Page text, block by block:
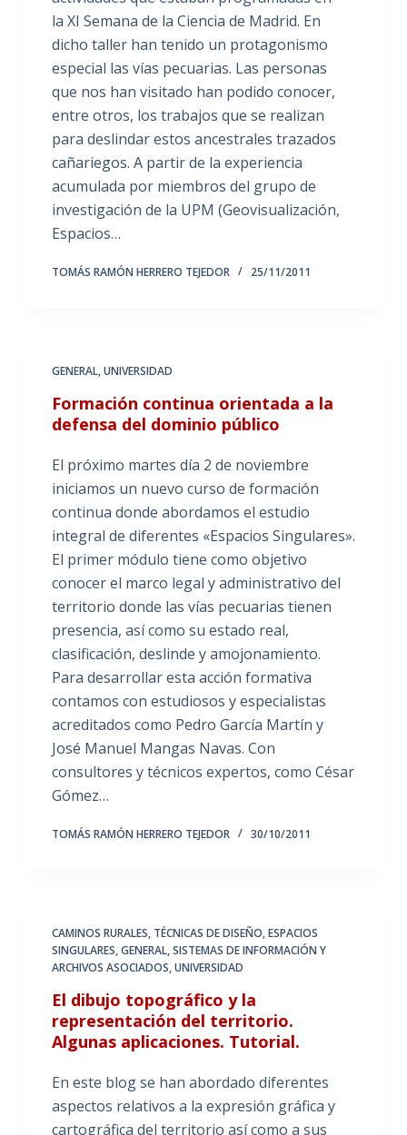
la XI Semana de la Ciencia de Madrid. En
dicho taller han tenido un protagonismo
especial las vías pecuarias. Las personas
que nos han visitado han podido conocer,
entre otros, los trabajos que se realizan
para deslindar estos ancestrales trazados
cañariegos. A partir de la experiencia
acumulada por miembros del grupo de
investigación de la UPM (Geovisualización,
Espacios…
TOMÁS RAMÓN HERRERO TEJEDOR 25/11/2011
GENERAL,UNIVERSIDAD
Formación continua orientada a la
defensa del dominio público
El próximo martes día 2 de noviembre
iniciamos un nuevo curso de formación
continua donde abordamos el estudio
integral de diferentes «Espacios Singulares».
El primer módulo tiene como objetivo
conocer el marco legal y administrativo del
territorio donde las vías pecuarias tienen
presencia, así como su estado real,
clasificación, deslinde y amojonamiento.
Para desarrollar esta acción formativa
contamos con estudiosos y especialistas
acreditados como Pedro García Martín y
José Manuel Mangas Navas. Con
consultores y técnicos expertos, como César
Gómez…
TOMÁS RAMÓN HERRERO TEJEDOR 30/10/2011
CAMINOS RURALES, TÉCNICAS DE DISEÑO,ESPACIOS
SINGULARES,GENERAL,SISTEMAS DE INFORMACIÓN Y
ARCHIVOS ASOCIADOS,UNIVERSIDAD
El dibujo topográfico y la
representación del territorio.
Algunas aplicaciones. Tutorial.
En este blog se han abordado diferentes
aspectos relativos a la expresión gráfica y
cartográfica del territorio así como a sus